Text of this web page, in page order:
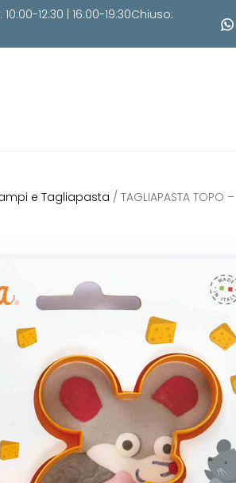
12:30 | 16:00-19:30Chiuso:
e Tagliapasta / TAGLIAPASTA TOPO